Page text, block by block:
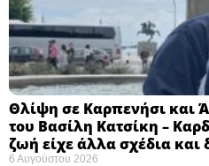
Θλίψη σε Καρπενήσι και
του Βασίλη Κατσίκη –
ζωή είχε άλλα σχέδια και
6 Αυγούστου 2026